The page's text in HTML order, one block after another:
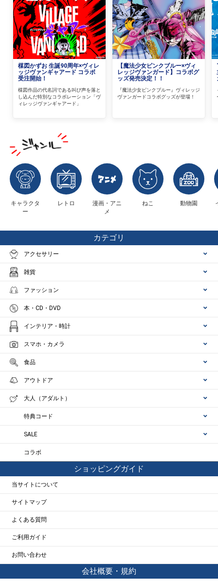
楳図かずお 生誕90周年×ヴィレ
ッジヴァンギャアード コラボ
受注開始！
楳図作品の代名詞である叫び声を落と
し込んだ特別なコラボレーション「ヴ
ィレッジヴァンギャアード」
【魔法少女ピンクブルー×ヴィ
レッジヴァンガード】コラボグ
ッズ発売決定！！
『魔法少女ピンクブルー』ヴィレッジ
ヴァンガードコラボグッズが登場！
キャラクタ
ー
レトロ
漫画・アニ
メ
ねこ 動物園
カテゴリ
アクセサリー
雑貨
ファッション
本・CD・DVD
インテリア・時計
スマホ・カメラ
食品
アウトドア
大人（アダルト）
特典コード
SALE
コラボ
ショッピングガイド
当サイトについて
サイトマップ
よくある質問
ご利用ガイド
お問い合わせ
会社概要・規約